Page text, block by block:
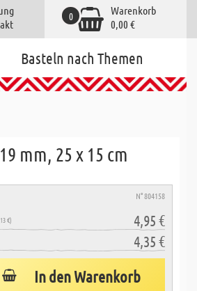
Warenkorb
0,00 €
0
Basteln nach Themen
mm, 25 x 15 cm
N° 804158
€) 4,95 €
4,35 €
In den Warenkorb